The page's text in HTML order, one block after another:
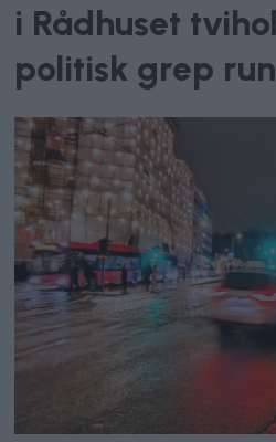
i Rådhuset
politisk grep